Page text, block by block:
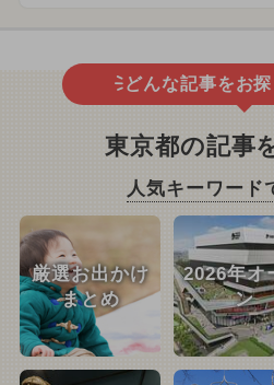
どんな記事をお
東京都の記事
人気キーワード
厳選お出かけ
まとめ
2026年オ
ン